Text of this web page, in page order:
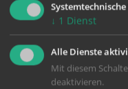
↓ 1 Dienst
Alle Dienste
Mit diesem
deaktivieren.